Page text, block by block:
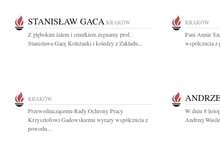
STANISŁAW GACA KRAKÓW
Z głębokim żalem i smutkiem żegnamy prof.
Stanisława Gacę Koleżanki i koledzy z Zakładu...
KRAKÓW
Pani Annie
współczucia
KRAKÓW
Przewodniczącemu Rady Ochrony Pracy
Krzysztofowi Gadowskiemu wyrazy współczucia z
powodu...
W dniu 8
Andrzej